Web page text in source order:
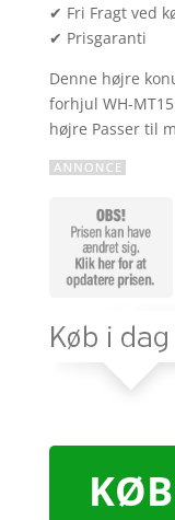
✔ Fri Fragt ved
✔ Prisgaranti
Denne højre
forhjul WH-
højre Passer til